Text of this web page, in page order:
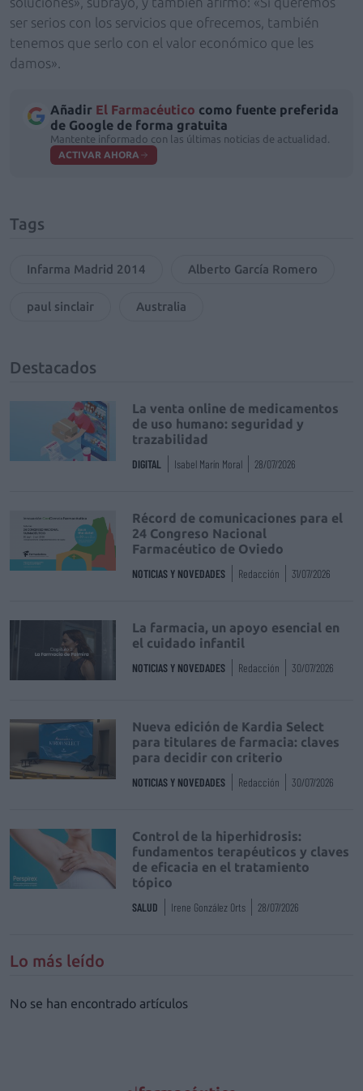
ser serios con los servicios que ofrecemos, también
tenemos que serlo con el valor económico que les
damos».
Añadir El Farmacéutico como fuente preferida
de Google de forma gratuita
Mantente informado con las últimas noticias de actualidad.
ACTIVAR AHORA
Tags
Infarma Madrid 2014 Alberto García Romero
paul sinclair Australia
Destacados
La venta online de medicamentos
de uso humano: seguridad y
trazabilidad
DIGITAL Isabel Marín Moral 28/07/2026
Récord de comunicaciones para el
24 Congreso Nacional
Farmacéutico de Oviedo
NOTICIAS Y NOVEDADES Redacción 31/07/2026
La farmacia, un apoyo esencial en
el cuidado infantil
NOTICIAS Y NOVEDADES Redacción 30/07/2026
Nueva edición de Kardia Select
para titulares de farmacia: claves
para decidir con criterio
NOTICIAS Y NOVEDADES Redacción 30/07/2026
Control de la hiperhidrosis:
fundamentos terapéuticos y claves
de eficacia en el tratamiento
tópico
SALUD Irene González Orts 28/07/2026
Lo más leído
No se han encontrado artículos